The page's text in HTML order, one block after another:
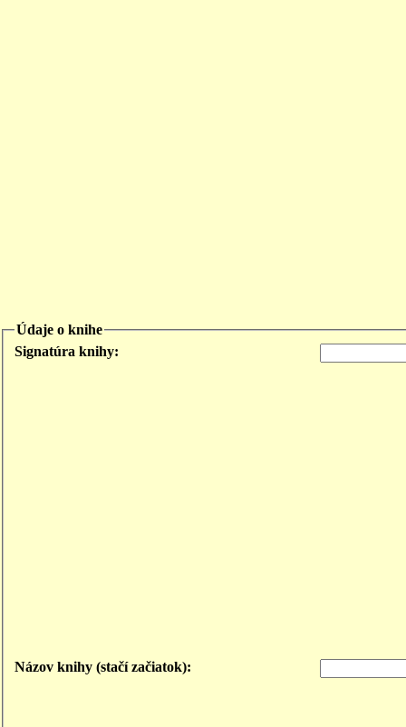
Údaje o knihe
Signatúra knihy:
Názov knihy (stačí začiatok):